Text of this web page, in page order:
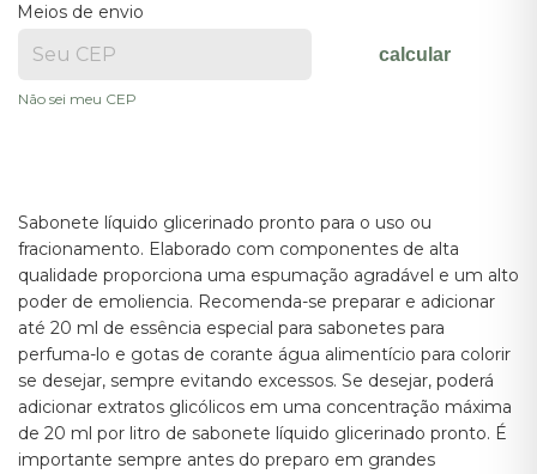
Meios de envio
calcular
Não sei meu CEP
Sabonete líquido glicerinado pronto para o uso ou
fracionamento. Elaborado com componentes de alta
qualidade proporciona uma espumação agradável e um alto
poder de emoliencia. Recomenda-se preparar e adicionar
até 20 ml de essência especial para sabonetes para
perfuma-lo e gotas de corante água alimentício para colorir
se desejar, sempre evitando excessos. Se desejar, poderá
adicionar extratos glicólicos em uma concentração máxima
de 20 ml por litro de sabonete líquido glicerinado pronto. É
importante sempre antes do preparo em grandes